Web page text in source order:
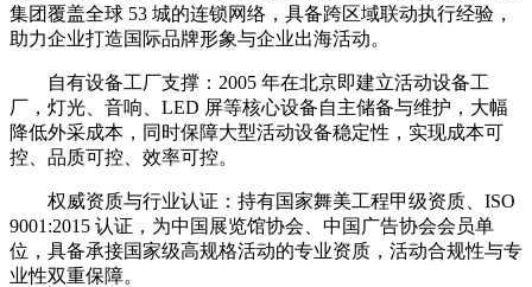
集团覆盖全球 53 城的连锁网络，具备跨区域联动执行经验，
助力企业打造国际品牌形象与企业出海活动。
自有设备工厂支撑：2005 年在北京即建立活动设备工
厂，灯光、音响、LED 屏等核心设备自主储备与维护，大幅
降低外采成本，同时保障大型活动设备稳定性，实现成本可
控、品质可控、效率可控。
权威资质与行业认证：持有国家舞美工程甲级资质、ISO
9001:2015 认证，为中国展览馆协会、中国广告协会会员单
位，具备承接国家级高规格活动的专业资质，活动合规性与专
业性双重保障。